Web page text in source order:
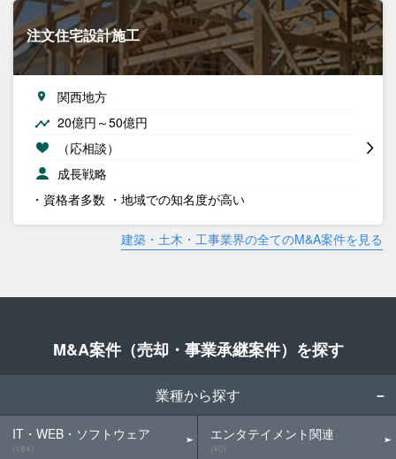
注文住宅設計施工
関西地方
20億円～50億円
（応相談）
成長戦略
・資格者多数 ・地域での知名度が高い
建築・土木・工事業界の全てのM&A案件を見る
M&A案件（売却・事業承継案件）を探す
業種から探す
IT・WEB・ソフトウェア
(184)
エンタテイメント関連
(40)